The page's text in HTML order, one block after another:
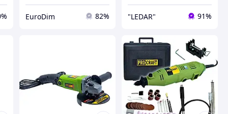
EuroDim 82% "LEDAR" 91%